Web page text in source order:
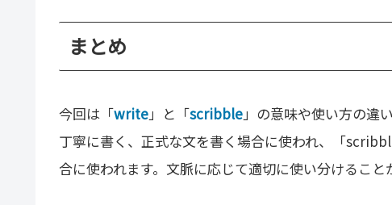
まとめ
今回は「write」と「scribble」の意味や使い方の違
丁寧に書く、正式な文を書く場合に使われ、「
合に使われます。文脈に応じて適切に使い分けること